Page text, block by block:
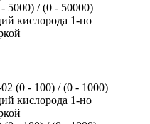
/ (0 - 50000)
кислорода 1-но